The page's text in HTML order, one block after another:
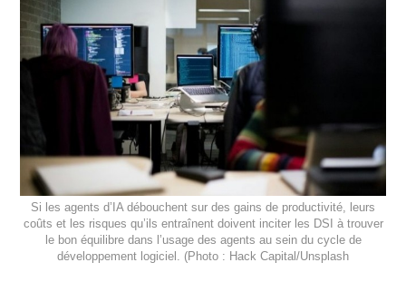
Si les agents d’IA débouchent sur des gains de productivité, leurs
coûts et les risques qu’ils entraînent doivent inciter les DSI à trouver
le bon équilibre dans l’usage des agents au sein du cycle de
développement logiciel. (Photo : Hack Capital/Unsplash